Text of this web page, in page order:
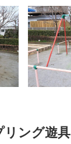
リング遊具